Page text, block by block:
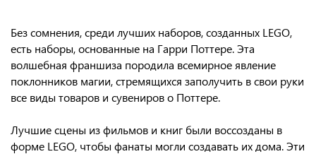
Без сомнения, среди лучших наборов, созданных LEGO,
есть наборы, основанные на Гарри Поттере. Эта
волшебная франшиза породила всемирное явление
поклонников магии, стремящихся заполучить в свои руки
все виды товаров и сувениров о Поттере.
Лучшие сцены из фильмов и книг были воссозданы в
форме LEGO, чтобы фанаты могли создавать их дома. Эти